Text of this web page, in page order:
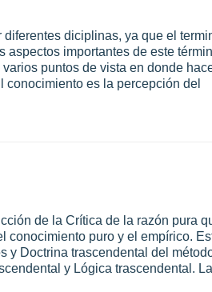
diciplinas, ya que el
importantes de este
puntos de vista en donde
conocimiento es la percepción del
de la Crítica de la razón pura
conocimiento puro y el empírico.
y Doctrina trascendental del
y Lógica trascendental. La